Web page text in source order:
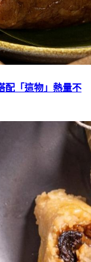
配「這物」熱量不